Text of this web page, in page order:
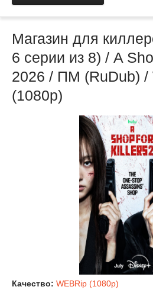
Магазин для
6 серии из 8) / A
2026 / ПМ (RuDub) /
(1080р)
Качество: WEBRip (1080p)